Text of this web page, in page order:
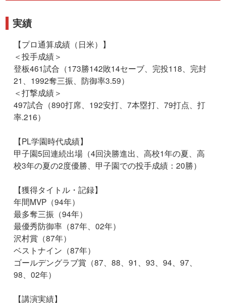
実績
【プロ通算成績（日米）】
＜投手成績＞
登板461試合（173勝142敗14セーブ、完投118、完封
21、1992奪三振、防御率3.59）
＜打撃成績＞
497試合（890打席、192安打、7本塁打、79打点、打
率.216）
【PL学園時代成績】
甲子園5回連続出場（4回決勝進出、高校1年の夏、高
校3年の夏の2度優勝、甲子園での投手成績：20勝）
【獲得タイトル・記録】
年間MVP（94年）
最多奪三振（94年）
最優秀防御率（87年、02年）
沢村賞（87年）
ベストナイン（87年）
ゴールデングラブ賞（87、88、91、93、94、97、
98、02年）
【講演実績】